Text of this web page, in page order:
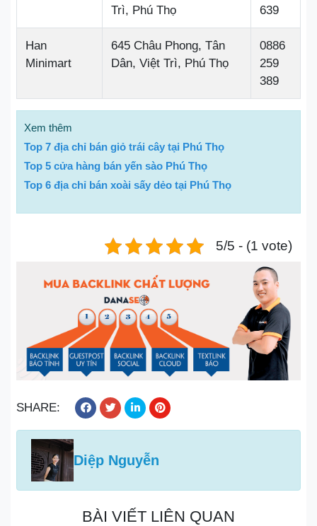
Trì, Phú Thọ
639
Han
Minimart
645 Châu Phong, Tân
Dân, Việt Trì, Phú Thọ
0886
259
389
Xem thêm
Top 7 địa chỉ bán giỏ trái cây tại Phú Thọ
Top 5 cửa hàng bán yến sào Phú Thọ
Top 6 địa chỉ bán xoài sấy dẻo tại Phú Thọ
5/5 - (1 vote)
SHARE:
Diệp Nguyễn
BÀI VIẾT LIÊN QUAN